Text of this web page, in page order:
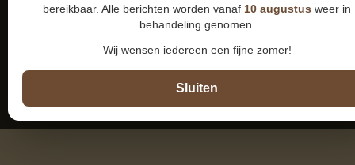
bereikbaar. Alle berichten worden vanaf 10 augustus weer in
behandeling genomen.
Wij wensen iedereen een fijne zomer!
Sluiten